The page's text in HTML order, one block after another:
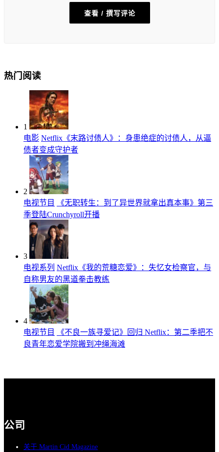
查看 / 撰写评论
热门阅读
1
电影 Netflix《末路讨债人》：身患绝症的讨债人，从逼
债者变成守护者
2
电视节目
《无职转生：到了异世界就拿出真本事》第三
季登陆Crunchyroll开播
3
电视系列 Netflix《我的荒糖恋爱》：失忆女检察官，与
自称男友的黑道拳击教练
4
电视节目
《不良一族寻爱记》回归 Netflix：第二季把不
良青年恋爱学院搬到冲绳海滩
公司
关于 Martin Cid Magazine